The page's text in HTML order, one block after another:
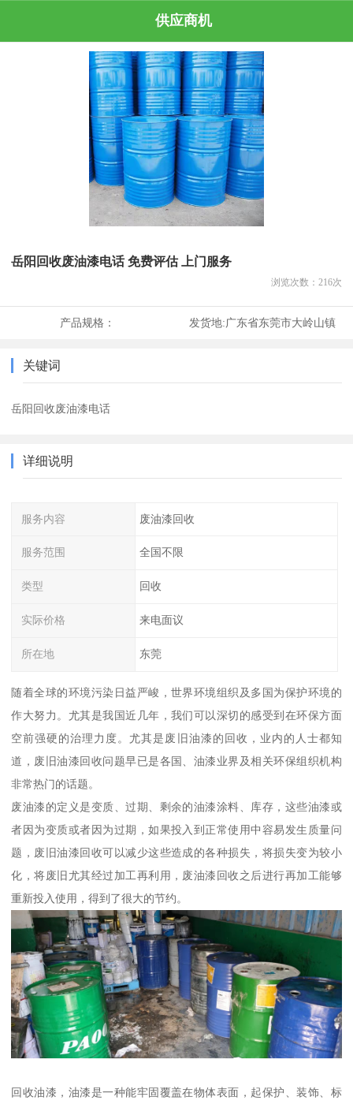
供应商机
岳阳回收废油漆电话 免费评估 上门服务
浏览次数： 216次
产品规格： 发货地:广东省东莞市大岭山镇
关键词
岳阳回收废油漆电话
详细说明
服务内容 废油漆回收
服务范围 全国不限
类型 回收
实际价格 来电面议
所在地 东莞
随着全球的环境污染日益严峻，世界环境组织及多国为保护环境的
作大努力。尤其是我国近几年，我们可以深切的感受到在环保方面
空前强硬的治理力度。尤其是废旧油漆的回收，业内的人士都知
道，废旧油漆回收问题早已是各国、油漆业界及相关环保组织机构
非常热门的话题。
废油漆的定义是变质、过期、剩余的油漆涂料、库存，这些油漆或
者因为变质或者因为过期，如果投入到正常使用中容易发生质量问
题，废旧油漆回收可以减少这些造成的各种损失，将损失变为较小
化，将废旧尤其经过加工再利用，废油漆回收之后进行再加工能够
重新投入使用，得到了很大的节约。
回收油漆，油漆是一种能牢固覆盖在物体表面，起保护、装饰、标